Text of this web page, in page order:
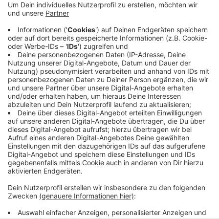
von der Stadt gebaut wurde, ist sie dafür
auch mit Bänken gewährleistet ist. Die Frage ist
zum Beispiel, welche Stellen für Bänke in Frage
kommen, ohne dass Flucht- und Rettungswege
blockiert werden. Nur durch Druck aus der Politik
ist Bewegung in das Thema gekommen.
Veröffentlicht:Freitag, 06.03.2020 09:41
Anzeige
Anzeige